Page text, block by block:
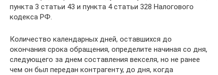
пункта 3 статьи 43 и пункта 4 статьи 328 Налогового
кодекса РФ.
Количество календарных дней, оставшихся до
окончания срока обращения, определите начиная со дня,
следующего за днем составления векселя, но не ранее
чем он был передан контрагенту, до дня, когда